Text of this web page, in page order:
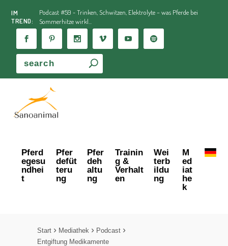
IM
TREND:
Podcast #59 - Trinken, Schwitzen, Elektrolyte – was Pferde bei
Sommerhitze wirkl...
Pferd
egesu
ndhei
t
Pfer
defüt
teru
ng
Pfer
deh
altu
ng
Trainin
g &
Verhalt
en
Wei
terb
ildu
ng
M
ed
iat
he
k
Start Mediathek
Podcast
Entgiftung Medikamente